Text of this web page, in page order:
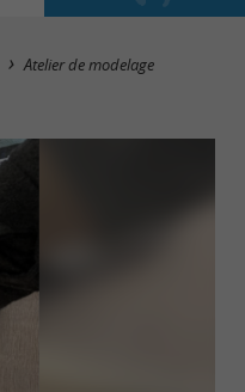
Atelier de modelage